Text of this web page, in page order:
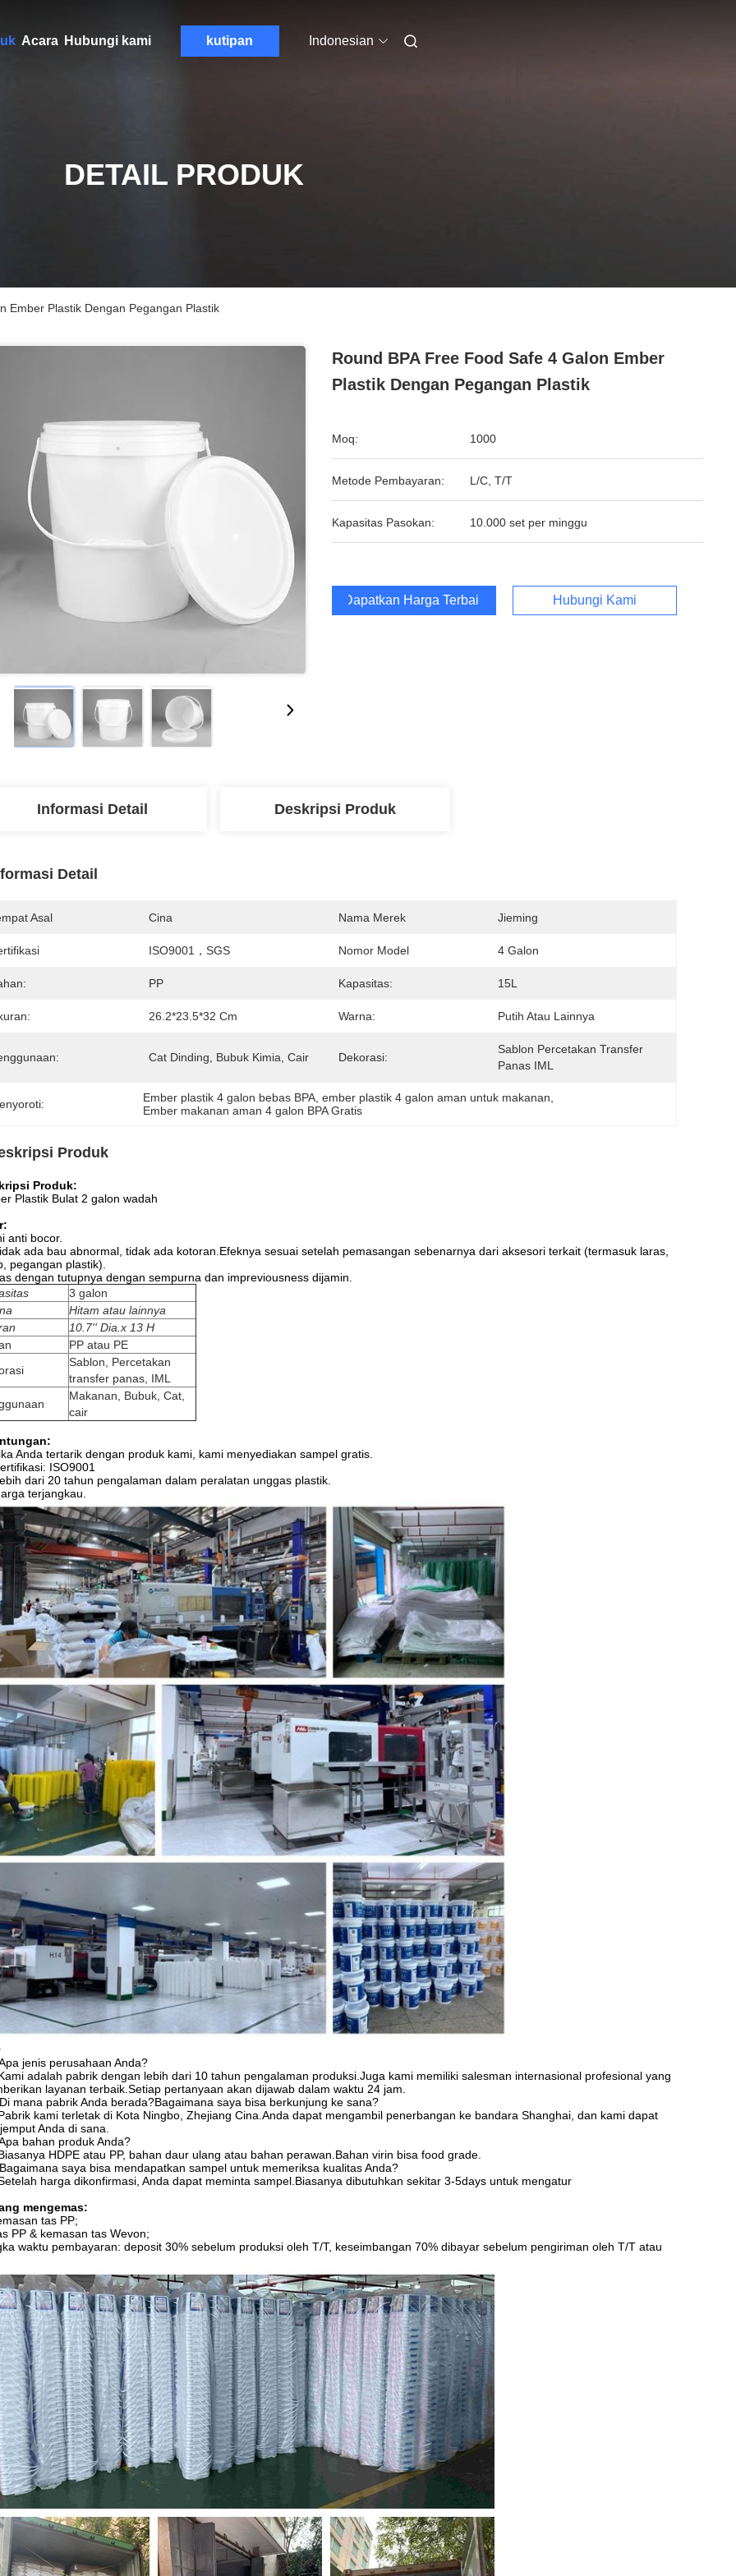
Acara Hubungi kami kutipan Indonesian
DETAIL PRODUK
Ember Plastik Dengan Pegangan Plastik
Round BPA Free Food Safe 4 Galon Ember
Plastik Dengan Pegangan Plastik
Moq: 1000
Metode Pembayaran: L/C, T/T
Kapasitas Pasokan: 10.000 set per minggu
Dapatkan Harga Terbaik Hubungi Kami
Informasi Detail Deskripsi Produk
Detail
Asal Cina Nama Merek Jieming
ISO9001，SGS Nomor Model 4 Galon
PP Kapasitas: 15L
26.2*23.5*32 Cm Warna: Putih Atau Lainnya
Cat Dinding, Bubuk Kimia, Cair Dekorasi:
Sablon Percetakan Transfer
Panas IML
Ember plastik 4 galon bebas BPA , ember plastik 4 galon aman untuk makanan
Ember makanan aman 4 galon BPA Gratis
Produk
Produk:
Plastik Bulat 2 galon wadah
anti bocor.
ada bau abnormal, tidak ada kotoran.Efeknya sesuai setelah pemasangan sebenarnya dari aksesori terkait (termasuk laras,
pegangan plastik).
dengan tutupnya dengan sempurna dan impreviousness dijamin.
3 galon
Hitam atau lainnya
10.7'' Dia.x 13 H
PP atau PE
Sablon, Percetakan
transfer panas, IML
Makanan, Bubuk, Cat,
cair
Anda tertarik dengan produk kami, kami menyediakan sampel gratis.
ISO9001
dari 20 tahun pengalaman dalam peralatan unggas plastik.
terjangkau.
jenis perusahaan Anda?
adalah pabrik dengan lebih dari 10 tahun pengalaman produksi.Juga kami memiliki salesman internasional profesional yang
layanan terbaik.Setiap pertanyaan akan dijawab dalam waktu 24 jam.
mana pabrik Anda berada?Bagaimana saya bisa berkunjung ke sana?
kami terletak di Kota Ningbo, Zhejiang Cina.Anda dapat mengambil penerbangan ke bandara Shanghai, dan kami dapat
Anda di sana.
bahan produk Anda?
HDPE atau PP, bahan daur ulang atau bahan perawan.Bahan virin bisa food grade.
saya bisa mendapatkan sampel untuk memeriksa kualitas Anda?
harga dikonfirmasi, Anda dapat meminta sampel.Biasanya dibutuhkan sekitar 3-5days untuk mengatur
mengemas:
tas PP;
PP & kemasan tas Wevon;
waktu pembayaran: deposit 30% sebelum produksi oleh T/T, keseimbangan 70% dibayar sebelum pengiriman oleh T/T atau